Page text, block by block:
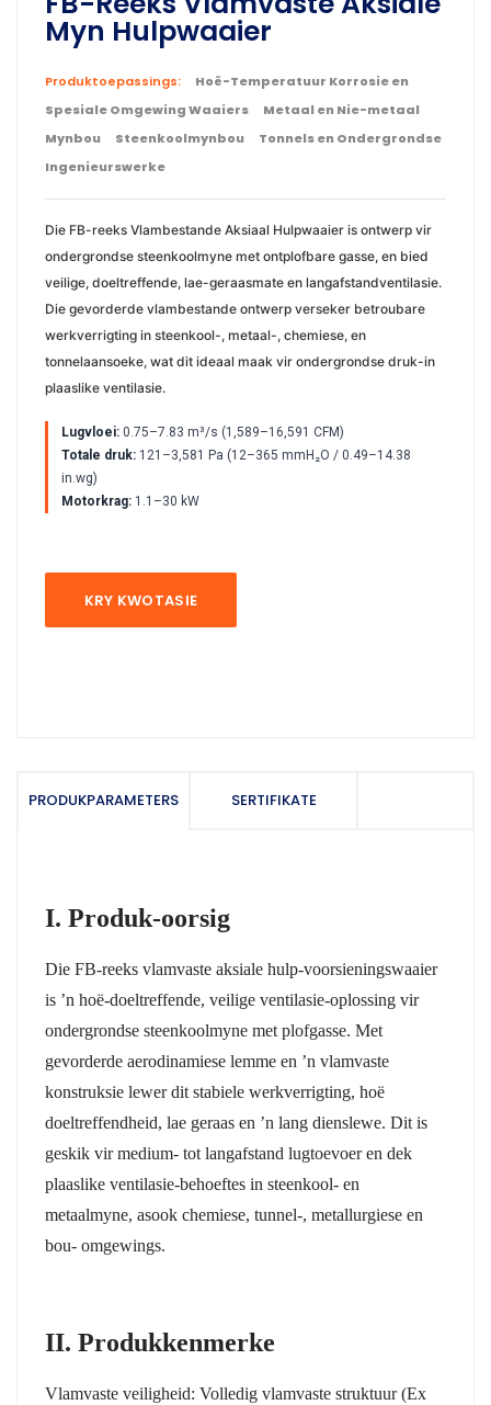
Myn Hulpwaaier
Produktoepassings:
Hoë-Temperatuur Korrosie en
Spesiale Omgewing Waaiers
Metaal en Nie-metaal
Mynbou
Steenkoolmynbou
Tonnels en Ondergrondse
Ingenieurswerke
Die FB-reeks Vlambestande Aksiaal Hulpwaaier is ontwerp vir
ondergrondse steenkoolmyne met ontplofbare gasse, en bied
veilige, doeltreffende, lae-geraasmate en langafstandventilasie.
Die gevorderde vlambestande ontwerp verseker betroubare
werkverrigting in steenkool-, metaal-, chemiese, en
tonnelaansoeke, wat dit ideaal maak vir ondergrondse druk-in
plaaslike ventilasie.
Lugvloei: 0.75–7.83 m³/s (1,589–16,591 CFM)
Totale druk: 121–3,581 Pa (12–365 mmH₂O / 0.49–14.38
in.wg)
Motorkrag: 1.1–30 kW
KRY KWOTASIE
PRODUKPARAMETERS SERTIFIKATE
I. Produk-oorsig
Die FB-reeks vlamvaste aksiale hulp-voorsieningswaaier
is ’n hoë-doeltreffende, veilige ventilasie-oplossing vir
ondergrondse steenkoolmyne met plofgasse. Met
gevorderde aerodinamiese lemme en ’n vlamvaste
konstruksie lewer dit stabiele werkverrigting, hoë
doeltreffendheid, lae geraas en ’n lang dienslewe. Dit is
geskik vir medium- tot langafstand lugtoevoer en dek
plaaslike ventilasie-behoeftes in steenkool- en
metaalmyne, asook chemiese, tunnel-, metallurgiese en
bou- omgewings.
II. Produkkenmerke
Vlamvaste veiligheid: Volledig vlamvaste struktuur (Ex